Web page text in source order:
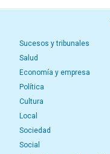
Sucesos y tribunales
Salud
Economía y empresa
Política
Cultura
Local
Sociedad
Social